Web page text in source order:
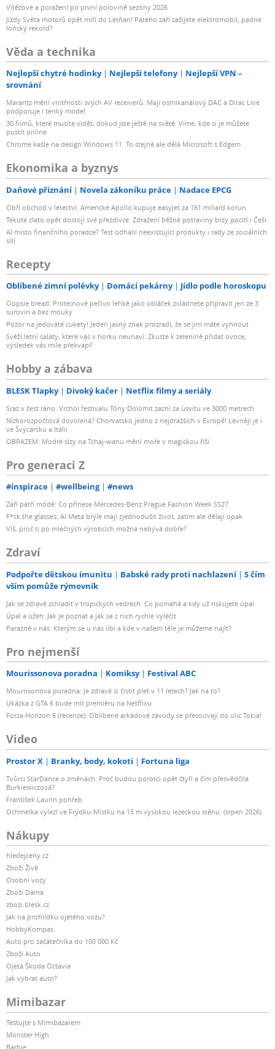
Vítězové a poražení po první polovině sezóny 2026
Jízdy Světa motorů opět míří do Letňan! Pátého září zažijete elektromobil, padne
loňský rekord?
Věda a technika
Nejlepší chytré hodinky Nejlepší telefony
Nejlepší VPN –
srovnání
Marantz mění vnitřnosti svých AV receiverů. Mají osmikanálový DAC a Dirac Live
podporuje i tenký model
30 filmů, které musíte vidět, dokud jste ještě na světě. Víme, kde si je můžete
pustit online
Chrome kašle na design Windows 11. To stejné ale dělá Microsoft s Edgem
Ekonomika a byznys
Daňové přiznání Novela zákoníku práce Nadace EPCG
Obří obchod v letectví. Americké Apollo kupuje easyJet za 161 miliard korun
Tekuté zlato opět dostojí své přezdívce. Zdražení běžné potraviny brzy pocítí i Češi
AI místo finančního poradce? Test odhalil neexistující produkty i rady ze sociálních
sítí
Recepty
Oblíbené zimní polévky Domácí pekárny Jídlo podle horoskopu
Oopsie bread: Proteinové pečivo lehké jako obláček zvládnete připravit jen ze 3
surovin a bez mouky
Pozor na jedovaté cukety! Jeden jasný znak prozradí, že se jim máte vyhnout
Svěží letní saláty, které vás v horku neunaví: Zkuste k zelenině přidat ovoce,
výsledek vás mile překvapí!
Hobby a zábava
BLESK Tlapky Divoký kačer Netflix filmy a seriály
Sraz v šest ráno. Vrchol festivalu Tóny Dolomit zazní za úsvitu ve 3000 metrech
Nízkorozpočtová dovolená? Chorvatsko jedno z nejdražších v Evropě! Levněji je i
ve Švýcarsku a Itálii
OBRAZEM: Modré slzy na Tchaj-wanu mění moře v magickou říši
Pro generaci Z
#inspirace #wellbeing #news
Září patří módě: Co přinese Mercedes-Benz Prague Fashion Week SS27
F*ck the glasses: AI Meta brýle mají zjednodušit život, zatím ale dělají opak
Víš, proč ti po mléčných výrobcích možná nebývá dobře?
Zdraví
Podpořte dětskou imunitu Babské rady proti nachlazení
S čím
vším pomůže rýmovník
Jak se zdravě zchladit v tropických vedrech: Co pomáhá a kdy už riskujete úpal
Úpal a úžeh: Jak je poznat a jak se z nich rychle vyléčit
Parazité v nás: Kterým se u nás líbí a kde v našem těle je můžeme najít?
Pro nejmenší
Mourissonova poradna Komiksy Festival ABC
Mourrisonova poradna: Je zdravé si čistit pleť v 11 letech? Jak na to?
Ukázka z GTA 6 bude mít premiéru na Netflixu
Forza Horizon 6 (recenze): Oblíbené arkádové závody se přesouvají do ulic Tokia!
Video
Prostor X Branky, body, kokoti Fortuna liga
Tvůrci StarDance o změnách: Proč budou porotci opět čtyři a čím přesvědčila
Burkiewiczová?
František Laurin pohřeb
Ochmelka vylezl ve Frýdku-Místku na 15 m vysokou lezeckou stěnu. (srpen 2026)
Nákupy
hledejceny.cz
Zboží Živě
Osobní vozy
Zboží Dáma
zbozi.blesk.cz
Jak na prohlídku ojetého vozu?
HobbyKompas
Auto pro začátečníka do 100 000 Kč
Zboží Auto
Ojetá Škoda Octavia
Jak vybrat auto?
Mimibazar
Testujte s Mimibazarem
Monster High
Barbie